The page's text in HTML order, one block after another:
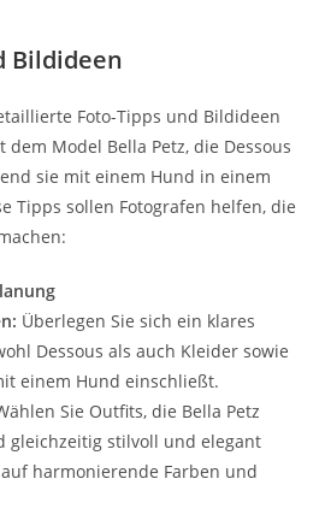
Bildideen
Foto-Tipps und Bildideen
Model Bella Petz, die Dessous
sie mit einem Hund in einem
Tipps sollen Fotografen helfen, die
Überlegen Sie sich ein klares
Dessous als auch Kleider sowie
einem Hund einschließt.
Sie Outfits, die Bella Petz
gleichzeitig stilvoll und elegant
harmonierende Farben und